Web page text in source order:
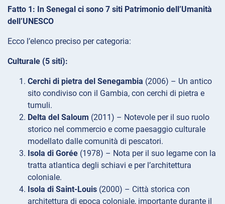
Fatto 1: In Senegal ci sono 7 siti Patrimonio dell’Umanità
dell’UNESCO
Ecco l’elenco preciso per categoria:
Culturale (5 siti):
Cerchi di pietra del Senegambia (2006) – Un antico
sito condiviso con il Gambia, con cerchi di pietra e
tumuli.
Delta del Saloum (2011) – Notevole per il suo ruolo
storico nel commercio e come paesaggio culturale
modellato dalle comunità di pescatori.
Isola di Gorée (1978) – Nota per il suo legame con la
tratta atlantica degli schiavi e per l’architettura
coloniale.
Isola di Saint-Louis (2000) – Città storica con
architettura di epoca coloniale, importante durante il